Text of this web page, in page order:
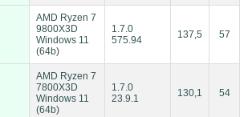
AMD Ryzen 7
9800X3D
Windows 11
(64b)
1.7.0
575.94
137,5 57
AMD Ryzen 7
7800X3D
Windows 11
(64b)
1.7.0
23.9.1
130,1 54